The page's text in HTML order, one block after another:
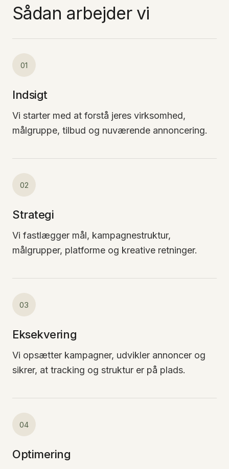
Sådan arbejder vi
01
Indsigt
Vi starter med at forstå jeres virksomhed,
målgruppe, tilbud og nuværende annoncering.
02
Strategi
Vi fastlægger mål, kampagnestruktur,
målgrupper, platforme og kreative retninger.
03
Eksekvering
Vi opsætter kampagner, udvikler annoncer og
sikrer, at tracking og struktur er på plads.
04
Optimering